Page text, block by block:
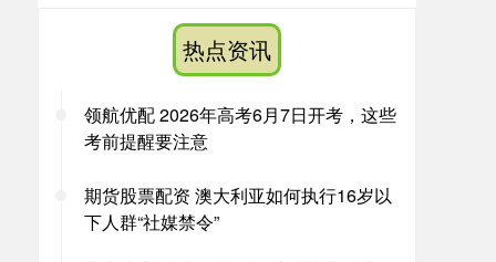
热点资讯
领航优配 2026年高考6月7日开考，这些
考前提醒要注意
期货股票配资 澳大利亚如何执行16岁以
下人群“社媒禁令”